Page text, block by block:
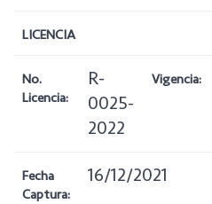
LICENCIA
No.
Licencia:
R-
0025-
2022
Vigencia:
Fecha
Captura:
16/12/2021